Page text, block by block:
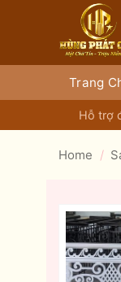
dung
Trang
Hỗ trợ
Home /